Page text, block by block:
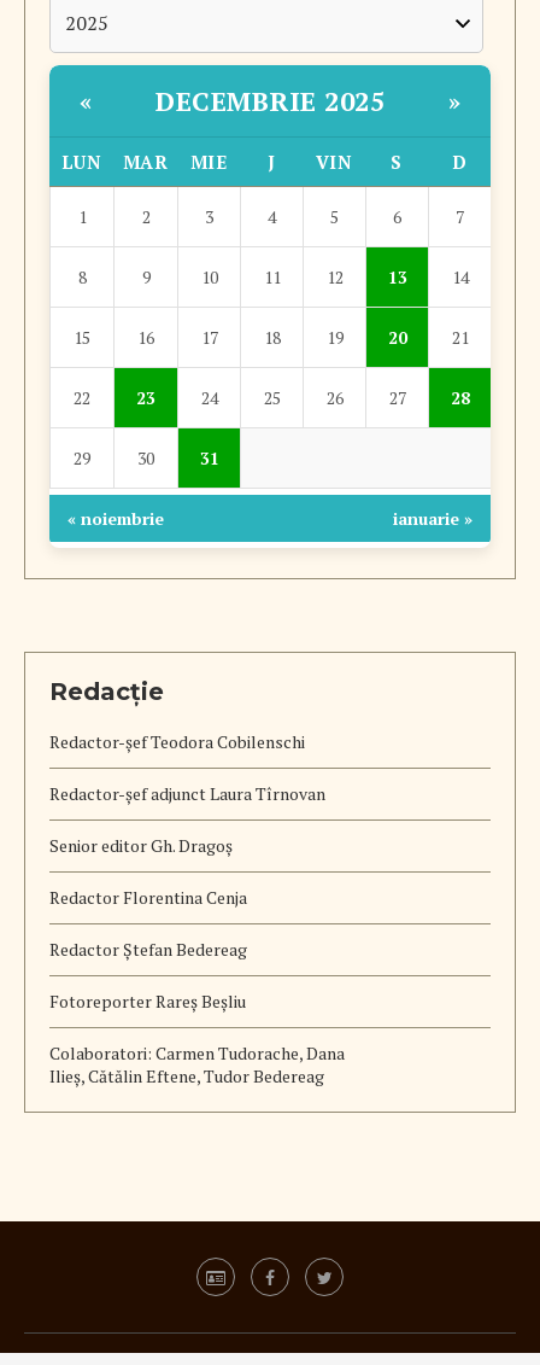
« DECEMBRIE 2025 »
LUN MAR MIE J VIN S D
1 2 3 4 5 6 7
8 9 10 11 12 13 14
15 16 17 18 19 20 21
22 23 24 25 26 27 28
29 30 31
« noiembrie ianuarie »
Redacție
Redactor-șefTeodora Cobilenschi
Redactor-șef adjunct Laura Tîrnovan
Senior editor Gh. Dragoș
Redactor Florentina Cenja
Redactor Ștefan Bedereag
Fotoreporter Rareș Beșliu
Colaboratori: Carmen Tudorache, Dana
Ilieș, Cătălin Eftene, Tudor Bedereag